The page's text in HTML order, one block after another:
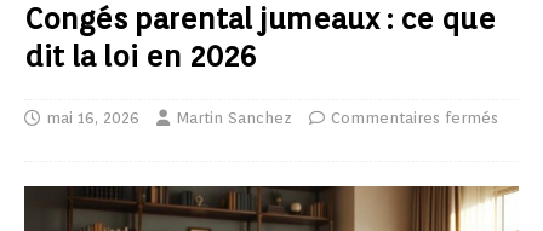
Congés parental jumeaux : ce que
dit la loi en 2026
mai 16, 2026 Martin Sanchez Commentaires fermés